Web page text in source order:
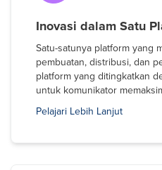
Inovasi dalam Satu
Satu-satunya platform yang
pembuatan, distribusi, dan
platform yang ditingkatkan
untuk komunikator
Pelajari Lebih Lanjut